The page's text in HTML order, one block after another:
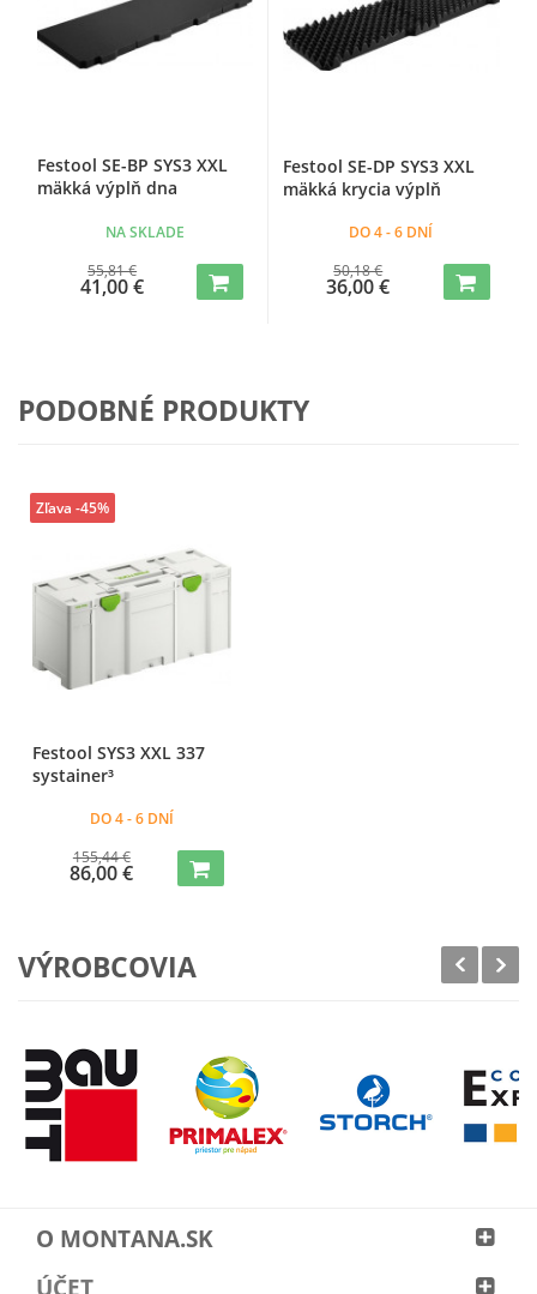
Festool SE-BP SYS3 XXL
mäkká výplň dna
NA SKLADE
55,81 €
41,00 €
Festool SE-DP SYS3 XXL
mäkká krycia výplň
DO 4 - 6 DNÍ
50,18 €
36,00 €
PODOBNÉ PRODUKTY
Festool SYS3 XXL 337
systainer³
DO 4 - 6 DNÍ
155,44 €
86,00 €
Zľava -45%
VÝROBCOVIA
O MONTANA.SK
ÚČET